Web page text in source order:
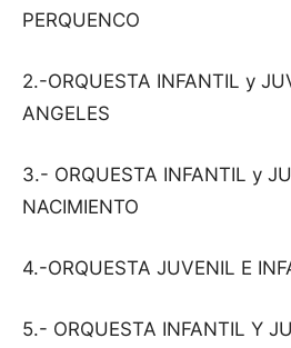
PERQUENCO
2.-ORQUESTA INFANTIL y
ANGELES
3.- ORQUESTA INFANTIL y
NACIMIENTO
4.-ORQUESTA JUVENIL E
5.- ORQUESTA INFANTIL Y